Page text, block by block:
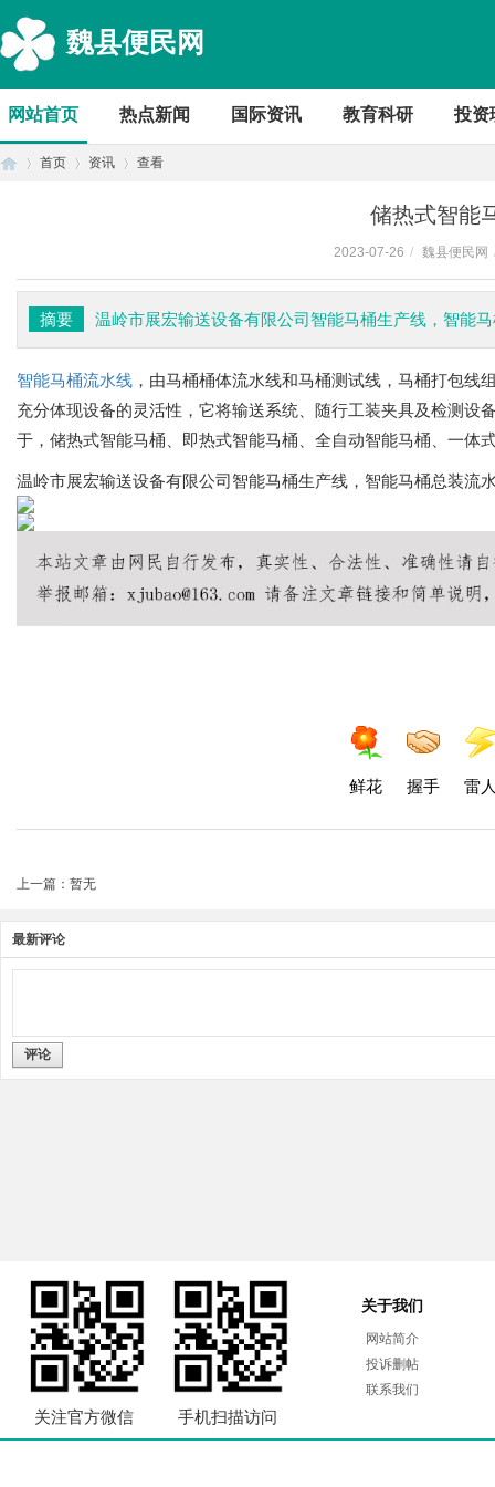
魏县便民网
网站首页 热点新闻 国际资讯 教育科研 投资
首页 资讯 查看
储热式智能
2023-07-26 / 魏县便民网
摘要 温岭市展宏输送设备有限公司智能马桶生产线，智能
智能马桶流水线 ，由马桶桶体流水线和马桶测试线，马桶打包
充分体现设备的灵活性，它将输送系统、随行工装夹具及检测
于，储热式智能马桶、即热式智能马桶、全自动智能马桶、一体
温岭市展宏输送设备有限公司智能马桶生产线，智能马桶总装流
鲜花 握手 雷
上一篇：暂无
最新评论
评论
关注官方微信 手机扫描访问
关于我们
网站简介
投诉删帖
联系我们